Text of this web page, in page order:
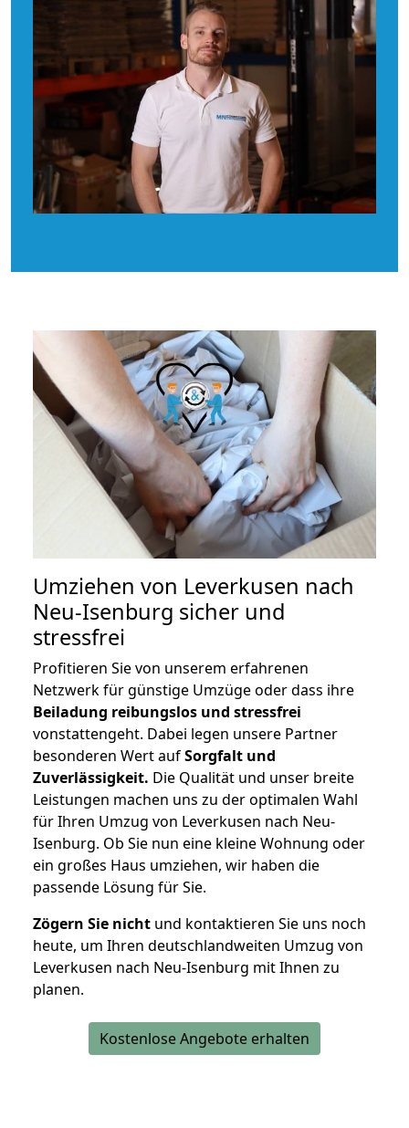
Umziehen von Leverkusen nach
Neu-Isenburg sicher und
stressfrei
Profitieren Sie von unserem erfahrenen
Netzwerk für günstige Umzüge oder dass ihre
Beiladung reibungslos und stressfrei
vonstattengeht. Dabei legen unsere Partner
besonderen Wert aufSorgfalt und
Zuverlässigkeit. Die Qualität und unser breite
Leistungen machen uns zu der optimalen Wahl
für Ihren Umzug von Leverkusen nach Neu-
Isenburg. Ob Sie nun eine kleine Wohnung oder
ein großes Haus umziehen, wir haben die
passende Lösung für Sie.
Zögern Sie nicht und kontaktieren Sie uns noch
heute, um Ihren deutschlandweiten Umzug von
Leverkusen nach Neu-Isenburg mit Ihnen zu
planen.
Kostenlose Angebote erhalten